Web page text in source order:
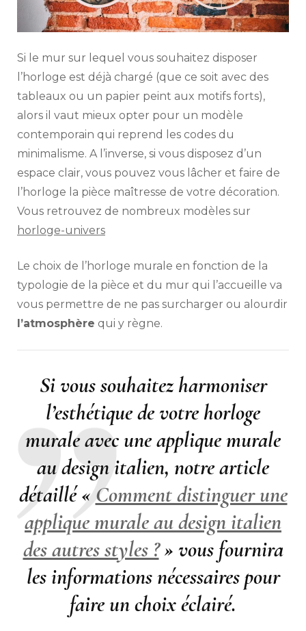
Si le mur sur lequel vous souhaitez disposer
l’horloge est déjà chargé (que ce soit avec des
tableaux ou un papier peint aux motifs forts),
alors il vaut mieux opter pour un modèle
contemporain qui reprend les codes du
minimalisme. A l’inverse, si vous disposez d’un
espace clair, vous pouvez vous lâcher et faire de
l’horloge la pièce maîtresse de votre décoration.
Vous retrouvez de nombreux modèles sur
horloge-univers
Le choix de l’horloge murale en fonction de la
typologie de la pièce et du mur qui l’accueille va
vous permettre de ne pas surcharger ou alourdir
l’atmosphère qui y règne.
Si vous souhaitez harmoniser
l’esthétique de votre horloge
murale avec une applique murale
au design italien, notre article
détaillé «Comment distinguer une
applique murale au design italien
des autres styles ?» vous fournira
les informations nécessaires pour
faire un choix éclairé.